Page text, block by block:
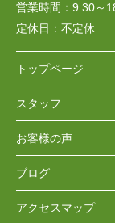
営業時間： 9:30～
定休日： 不定休
トップページ
スタッフ
お客様の声
ブログ
アクセスマップ